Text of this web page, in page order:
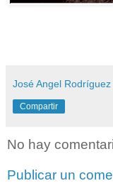
José Angel Rodríguez
Compartir
No hay
Publicar un